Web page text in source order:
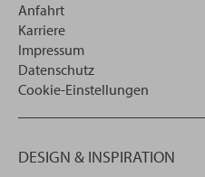
Anfahrt
Karriere
Impressum
Datenschutz
Cookie-Einstellungen
DESIGN & INSPIRATION